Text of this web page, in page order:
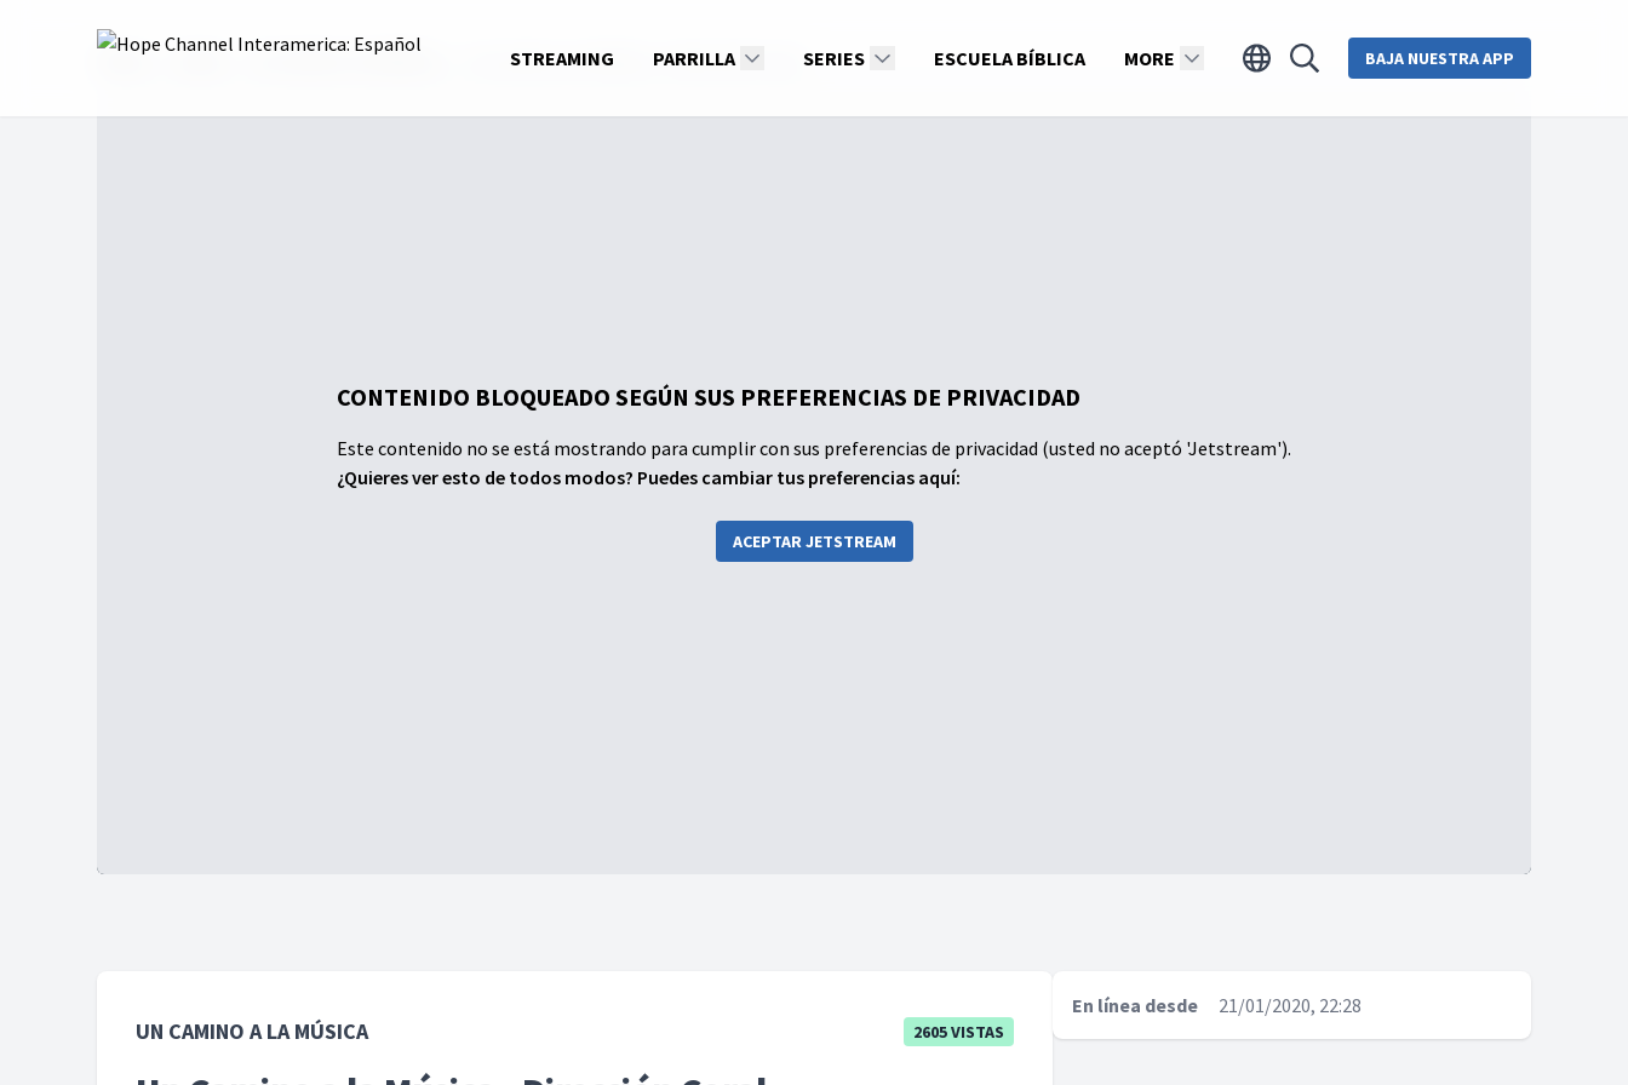
STREAMING PARRILLA SERIES ESCUELA BÍBLICA MORE BAJA NUESTRA APP
Home Series Un Camino a la Música Un Camino a la Música - Dirección Coral
CONTENIDO BLOQUEADO SEGÚN SUS PREFERENCIAS DE PRIVACIDAD
Este contenido no se está mostrando para cumplir con sus preferencias de privacidad (usted no aceptó 'Jetstream').
¿Quieres ver esto de todos modos? Puedes cambiar tus preferencias aquí:
ACEPTAR JETSTREAM
UN CAMINO A LA MÚSICA 2605 VISTAS
En línea desde 21/01/2020, 22:28